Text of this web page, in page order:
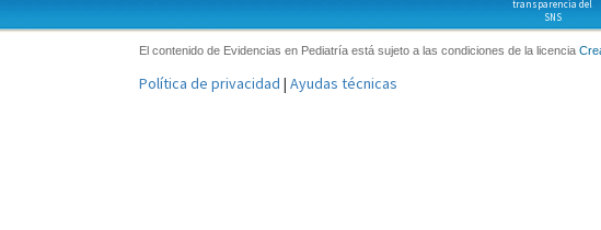
transparencia del
SNS
El contenido de Evidencias en Pediatría está sujeto a las condiciones de la licencia
Política de privacidad | Ayudas técnicas